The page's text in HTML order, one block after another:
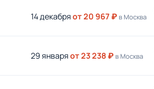
14 декабряот 20 967 ₽ в Москва
29 январяот 23 238 ₽ в Москва